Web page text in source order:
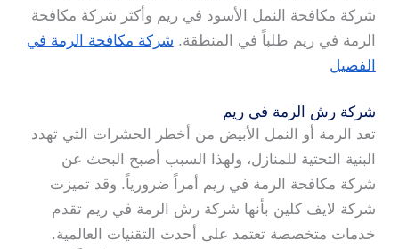
شركة مكافحة النمل الأسود في ريم وأكثر شركة مكافحة
الرمة في ريم طلباً في المنطقة. شركة مكافحة الرمة في
الفصيل
شركة رش الرمة في ريم
تعد الرمة أو النمل الأبيض من أخطر الحشرات التي تهدد
البنية التحتية للمنازل، ولهذا السبب أصبح البحث عن
شركة مكافحة الرمة في ريم أمراً ضرورياً. وقد تميزت
شركة لايف كلين بأنها شركة رش الرمة في ريم تقدم
خدمات متخصصة تعتمد على أحدث التقنيات العالمية.